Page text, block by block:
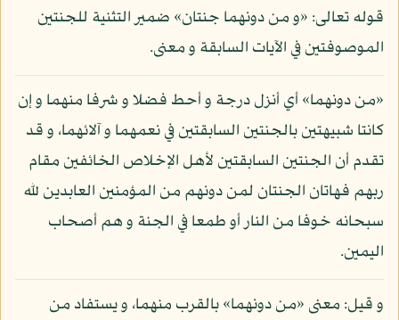
قوله تعالى: «و من دونهما جنتان» ضمير التثنية للجنتين
الموصوفتين في الآيات السابقة و معنى.
«من دونهما» أي أنزل درجة و أحط فضلا و شرفا منهما و إن
كانتا شبيهتين بالجنتين السابقتين في نعمهما و آلائهما، و قد
تقدم أن الجنتين السابقتين لأهل الإخلاص الخائفين مقام
ربهم فهاتان الجنتان لمن دونهم من المؤمنين العابدين لله
سبحانه خوفا من النار أو طمعا في الجنة و هم أصحاب
اليمين.
و قيل: معنى «من دونهما» بالقرب منهما، و يستفاد من